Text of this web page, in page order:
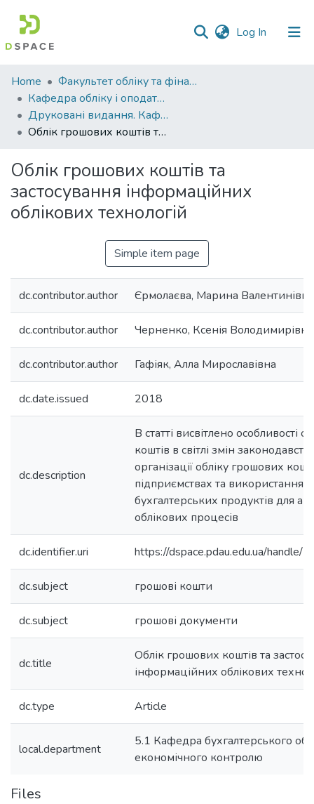
Log In (current)
Communities
&
Collections
All of DSpace
Statistics
Home
Факультет обліку та фінансів
Кафедра обліку і оподаткування
Друковані видання. Кафедра обліку і оподаткування
Облік грошових коштів та застосування інформаційних облікових технологій
Облік грошових коштів та
застосування інформаційних
облікових технологій
Simple item page
dc.contributor.author Єрмолаєва, Марина Валентинівна
dc.contributor.author Черненко, Ксенія Володимирівна
dc.contributor.author Гафіяк, Алла Мирославівна
dc.date.issued 2018
dc.description
В статті висвітлено особливості
коштів в світлі змін
організації обліку грошових
підприємствах та використання
бухгалтерських продуктів для
облікових процесів
dc.identifier.uri https://dspace.pdau.edu.ua/
dc.subject грошові кошти
dc.subject грошові документи
dc.title
Облік грошових коштів та
інформаційних облікових
dc.type Article
local.department
5.1 Кафедра бухгалтерського
економічного контролю
Files